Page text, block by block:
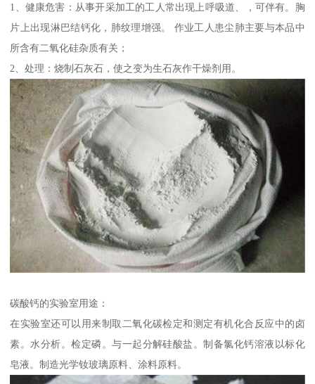
1、健康危害：从事开采加工的工人常出现上呼吸道、，可伴有。胸
片上出现淋巴结钙化，肺纹理增强。 作业工人患尘肺主要与本品中
所含有二氧化硅杂质有关；
2、处理：烧制石灰石，使之变为生石灰作干燥剂用。
碳酸钙的实验室用途：
在实验室还可以用来制取二氧化碳检定和测定有机化合反应中的卤
素。水分析。检定磷。与一起分解硅酸盐。制备氯化钙溶液以标化
皂液。制造光学钕玻璃原料、涂料原料。